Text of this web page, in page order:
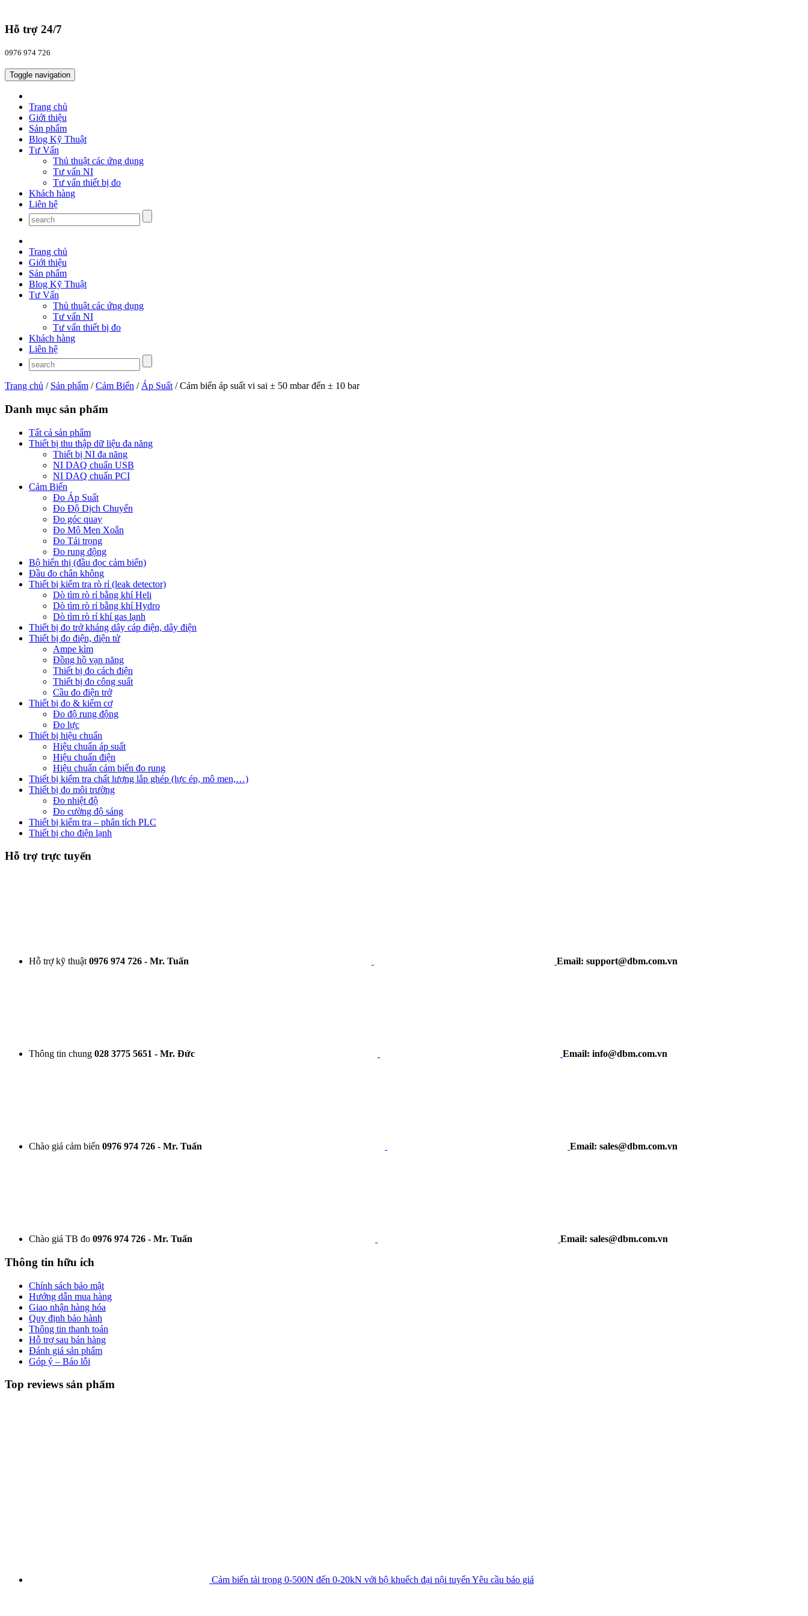
Hỗ trợ 24/7
0976 974 726
Toggle navigation
Trang chủ
Giới thiệu
Sản phẩm
Blog Kỹ Thuật
Tư Vấn
Thủ thuật các ứng dụng
Tư vấn NI
Tư vấn thiết bị đo
Khách hàng
Liên hệ
Trang chủ
Giới thiệu
Sản phẩm
Blog Kỹ Thuật
Tư Vấn
Thủ thuật các ứng dụng
Tư vấn NI
Tư vấn thiết bị đo
Khách hàng
Liên hệ
Trang chủ / Sản phẩm /Cảm Biến / Áp Suất / Cảm biến áp suất vi sai ± 50 mbar đến ± 10 bar
Danh mục sản phẩm
Tất cả sản phẩm
Thiết bị thu thập dữ liệu đa năng
Thiết bị NI đa năng
NI DAQ chuẩn USB
NI DAQ chuẩn PCI
Cảm Biến
Đo Áp Suất
Đo Độ Dịch Chuyển
Đo góc quay
Đo Mô Men Xoắn
Đo Tải trọng
Đo rung động
Bộ hiển thị (đầu đọc cảm biến)
Đầu đo chân không
Thiết bị kiểm tra rò rỉ (leak detector)
Dò tìm rò rỉ bằng khí Heli
Dò tìm rò rỉ bằng khí Hydro
Dò tìm rò rỉ khí gas lạnh
Thiết bị đo trở kháng dây cáp điện, dây điện
Thiết bị đo điện, điện tử
Ampe kìm
Đồng hồ vạn năng
Thiết bị đo cách điện
Thiết bị đo công suất
Cầu đo điện trở
Thiết bị đo & kiểm cơ
Đo độ rung động
Đo lực
Thiết bị hiệu chuẩn
Hiệu chuẩn áp suất
Hiệu chuẩn điện
Hiệu chuẩn cảm biến đo rung
Thiết bị kiểm tra chất lượng lắp ghép (lực ép, mô men,…)
Thiết bị đo môi trường
Đo nhiệt độ
Đo cường độ sáng
Thiết bị kiểm tra – phân tích PLC
Thiết bị cho điện lạnh
Hỗ trợ trực tuyến
Hỗ trợ kỹ thuật 0976 974 726 - Mr. Tuấn Email: support@dbm.com.vn
Thông tin chung 028 3775 5651 - Mr. Đức Email: info@dbm.com.vn
Chào giá cảm biến 0976 974 726 - Mr. Tuấn Email: sales@dbm.com.vn
Chào giá TB đo 0976 974 726 - Mr. Tuấn Email: sales@dbm.com.vn
Thông tin hữu ích
Chính sách bảo mật
Hướng dẫn mua hàng
Giao nhận hàng hóa
Quy định bảo hành
Thông tin thanh toán
Hỗ trợ sau bán hàng
Đánh giá sản phẩm
Góp ý – Báo lỗi
Top reviews sản phẩm
Cảm biến tải trọng 0-500N đến 0-20kN với bộ khuếch đại nội tuyến Yêu cầu báo giá